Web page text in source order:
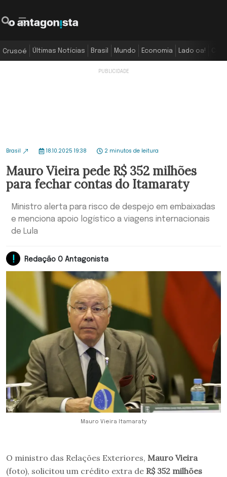
Crusoé Últimas Notícias Brasil Mundo Economia Lado oa!
Brasil 18.10.2025 19:38 2 minutos de leitura
Mauro Vieira pede R$ 352 milhões
para fechar contas do Itamaraty
Ministro alerta para risco de despejo em embaixadas
e menciona apoio logístico a viagens internacionais
de Lula
Redação O Antagonista
Mauro Vieira Itamaraty
O ministro das Relações Exteriores, Mauro Vieira
(foto), solicitou um crédito extra de R$ 352 milhões